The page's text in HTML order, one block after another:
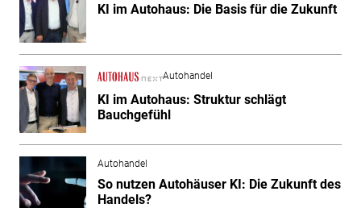
KI im Autohaus: Die Basis für die Zukunft
Autohandel
KI im Autohaus: Struktur schlägt
Bauchgefühl
Autohandel
So nutzen Autohäuser KI: Die Zukunft des
Handels?